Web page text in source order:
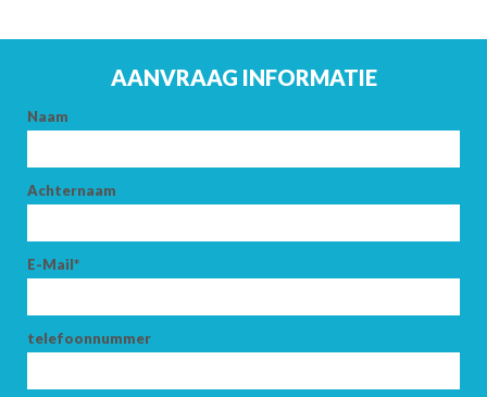
AANKOMST
AANVRAAG INFORMATIE
Naam
Achternaam
E-Mail*
telefoonnummer